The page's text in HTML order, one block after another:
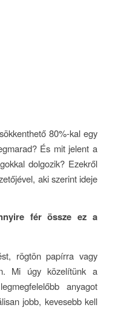
80%-kal egy
És mit jelent a
dolgozik? Ezekről
aki szerint ideje
fér össze ez a
rögtön papírra vagy
Mi úgy közelítünk a
anyagot
jobb, kevesebb kell